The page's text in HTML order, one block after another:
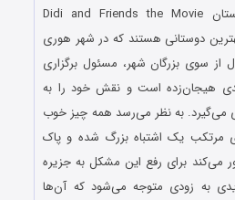
دیدی و دوستان Didi and Friends the Movie
دوستانی هستند که در شهر هوری
از سوی بزرگان شهر، مسئول برگزاری
هیجان‌زده است و نقش خود را به
می‌گیرد. به نظر می‌رسد همه چیز خوب
مرتکب یک اشتباه بزرگ شده و پاک
می‌کند برای رفع این مشکل به جزیره
به زودی متوجه می‌شود که آن‌ها